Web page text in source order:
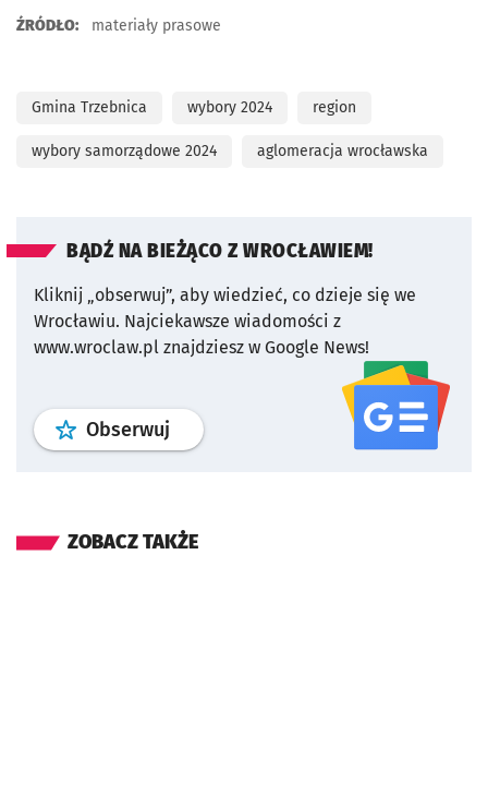
ŹRÓDŁO: materiały prasowe
Gmina Trzebnica wybory 2024 region
wybory samorządowe 2024 aglomeracja wrocławska
BĄDŹ NA BIEŻĄCO Z WROCŁAWIEM!
Kliknij „obserwuj”, aby wiedzieć, co dzieje się we
Wrocławiu. Najciekawsze wiadomości z
www.wroclaw.pl znajdziesz w Google News!
Obserwuj profil serwisu
ZOBACZ TAKŻE